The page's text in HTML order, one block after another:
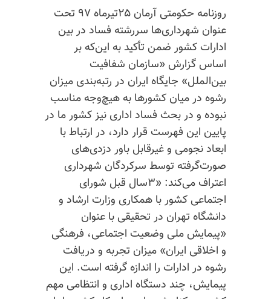
روزنامه حکومتی آرمان ۲۵تیرماه ۹۷ تحت
عنوان شهرداری‌ها سررشته فساد در بین
ادارات کشور ضمن تأکید به این‌که بر
اساس گزارش «سازمان شفافیت
بین‌الملل» جایگاه ایران در رتبه‌بندی میزان
رشوه‌ در میان کشورها به هیچ‌وجه مناسب
نبوده و در بحث فساد اداری نیز کشور ما در
پایین این فهرست قرار دارد، در ارتباط با
ابعاد نجومی و غیرقابل باور دزدی‌های
صورت‌گرفته توسط سرکردگان شهرداری
اعتراف می‌کند:
«۳سال قبل شورای
اجتماعی کشور با همکاری وزارت ارشاد و
دانشگاه تهران در تحقیقی با عنوان
«پیمایش ملی وضعیت اجتماعی، فرهنگی
و اخلاقی ایران» میزان تجربه و دریافت
رشوه در ادارات را اندازه گرفته است. این
پیمایش، چند دستگاه اداری و انتظامی مهم